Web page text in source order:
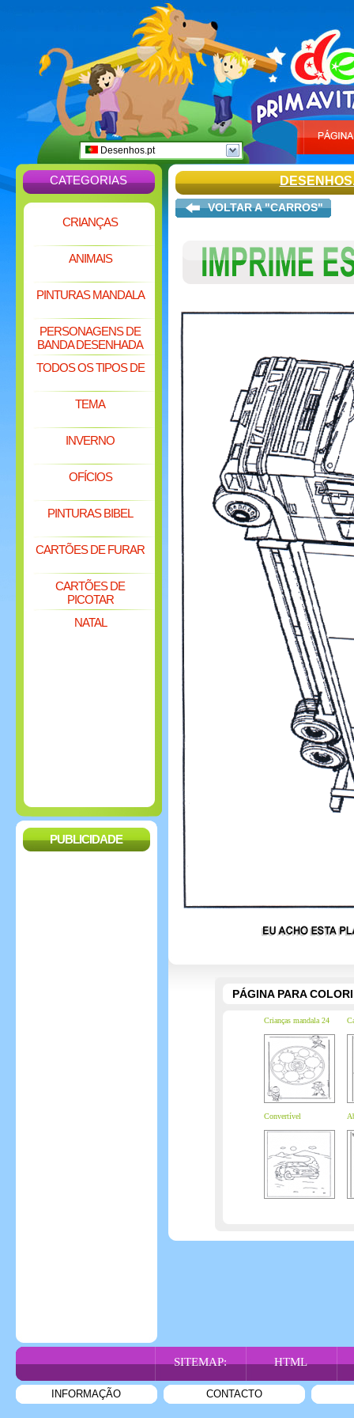
Desenhos.pt
CATEGORIAS
CRIANÇAS
ANIMAIS
PINTURAS MANDALA
PERSONAGENS DE
BANDA DESENHADA
TODOS OS TIPOS DE
TEMA
INVERNO
OFÍCIOS
PINTURAS BIBEL
CARTÕES DE FURAR
CARTÕES DE
PICOTAR
NATAL
PUBLICIDADE
VOLTAR A "CARROS"
PÁGINA PARA
Crianças mandala 24
Convertível
SITEMAP: HTML
INFORMAÇÃO CONTACTO